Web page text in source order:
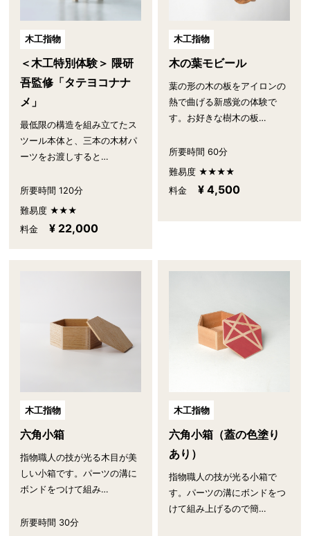
木工指物
＜木工特別体験＞ 隈研
吾監修「タテヨコナナ
メ」
最低限の構造を組み立てたス
ツール本体と、三本の木材パ
ーツをお渡しすると…
所要時間 120分
難易度 ★★★
料金
¥ 22,000
木工指物
木の葉モビール
葉の形の木の板をアイロンの
熱で曲げる新感覚の体験で
す。お好きな樹木の板…
所要時間 60分
難易度 ★★★★
料金
¥ 4,500
木工指物
六角小箱
指物職人の技が光る木目が美
しい小箱です。パーツの溝に
ボンドをつけて組み…
所要時間 30分
木工指物
六角小箱（蓋の色塗り
あり）
指物職人の技が光る小箱で
す。パーツの溝にボンドをつ
けて組み上げるので簡…